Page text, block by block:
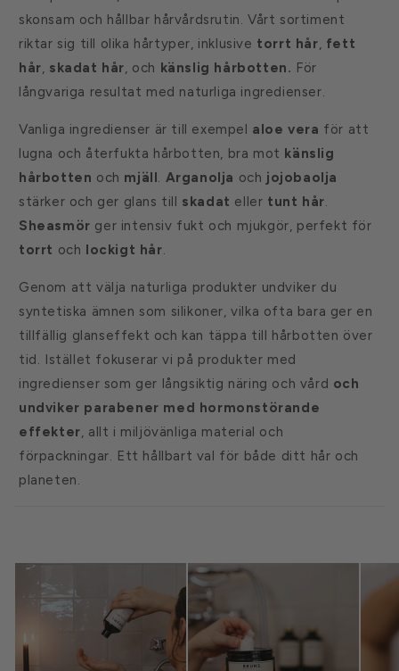
å
s
o
m
k
n
d
ö
a
s
skonsam och hållbar hårvårdsrutin. Vårt sortiment
riktar sig till olika hårtyper, inklusive torrt hår, fett
hår, skadat hår, och känslig hårbotten. För
långvariga resultat med naturliga ingredienser.
Vanliga ingredienser är till exempel aloe vera för att
lugna och återfukta hårbotten, bra mot känslig
hårbotten och mjäll. Arganolja och jojobaolja
stärker och ger glans till skadat eller tunt hår.
Sheasmör ger intensiv fukt och mjukgör, perfekt för
torrt och lockigt hår.
Genom att välja naturliga produkter undviker du
syntetiska ämnen som silikoner, vilka ofta bara ger en
tillfällig glanseffekt och kan täppa till hårbotten över
tid. Istället fokuserar vi på produkter med
ingredienser som ger långsiktig näring och vård och
undviker parabener med hormonstörande
effekter, allt i miljövänliga material och
förpackningar. Ett hållbart val för både ditt hår och
planeten.